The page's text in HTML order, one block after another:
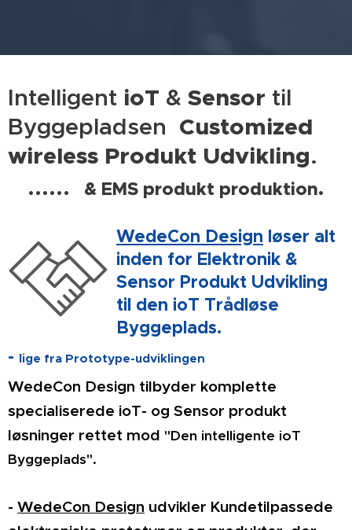
Intelligent ioT & Sensor til
Byggepladsen Customized
wireless Produkt Udvikling.
...... & EMS produkt produktion.
WedeCon Design løser alt
inden for Elektronik &
Sensor Produkt Udvikling
til den ioT Trådløse
Byggeplads.
- lige fra Prototype-udviklingen
WedeCon Design tilbyder komplette
specialiserede ioT- og Sensor produkt
løsninger rettet mod "Den intelligente ioT
Byggeplads".
- WedeCon Design udvikler Kundetilpassede